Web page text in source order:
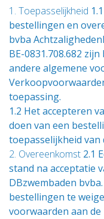
1. Toepasselijkheid
bestellingen en
bvba
BE-0831.708.682
andere algemene
toepassing.
1.2 Het accepteren
doen van een
toepasselijkheid van
2. Overeenkomst 2.1
stand na acceptatie
DBzwembaden
bestellingen te
voorwaarden aan